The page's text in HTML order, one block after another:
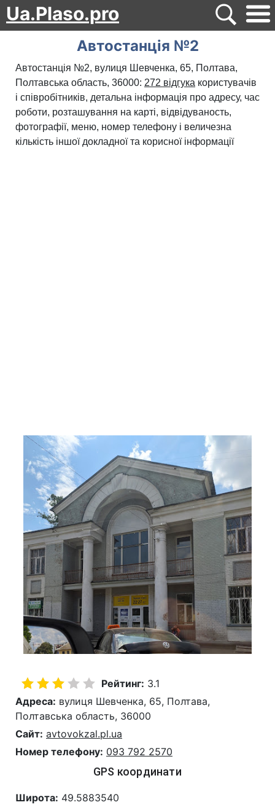
Ua.Plaso.pro
Автостанція №2
Автостанція №2, вулиця Шевченка, 65, Полтава,
Полтавська область, 36000: 272 відгука користувачів
і співробітників, детальна інформація про адресу, час
роботи, розташування на карті, відвідуваность,
фотографії, меню, номер телефону і величезна
кількість іншої докладної та корисної інформації
Рейтинг: 3.1
Адреса: вулиця Шевченка, 65, Полтава,
Полтавська область, 36000
Сайт: avtovokzal.pl.ua
Номер телефону: 093 792 2570
GPS координати
Широта: 49.5883540